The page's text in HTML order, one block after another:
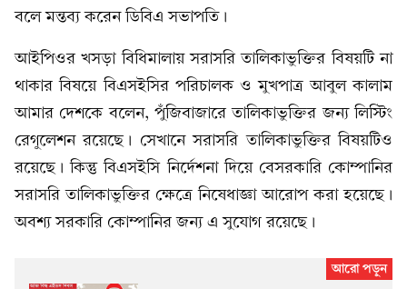
বলে মন্তব্য করেন ডিবিএ সভাপতি।
আইপিওর খসড়া বিধিমালায় সরাসরি তালিকাভুক্তির বিষয়টি না
থাকার বিষয়ে বিএসইসির পরিচালক ও মুখপাত্র আবুল কালাম
আমার দেশকে বলেন, পুঁজিবাজারে তালিকাভুক্তির জন্য লিস্টিং
রেগুলেশন রয়েছে। সেখানে সরাসরি তালিকাভুক্তির বিষয়টিও
রয়েছে। কিন্তু বিএসইসি নির্দেশনা দিয়ে বেসরকারি কোম্পানির
সরাসরি তালিকাভুক্তির ক্ষেত্রে নিষেধাজ্ঞা আরোপ করা হয়েছে।
অবশ্য সরকারি কোম্পানির জন্য এ সুযোগ রয়েছে।